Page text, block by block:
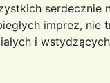
serdecznie
imprez,
i